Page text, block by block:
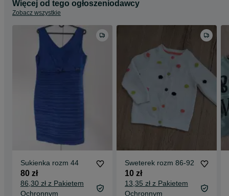
Więcej od tego ogłoszeniodawcy
Zobacz wszystkie
Sukienka rozm 44
80 zł
86,30 zł z Pakietem
Ochronnym
Sweterek rozm 86-92
10 zł
13,35 zł z Pakietem
Ochronnym